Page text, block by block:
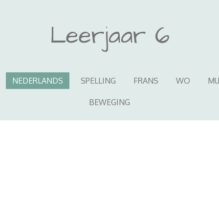
Leerjaar 6
NEDERLANDS SPELLING FRANS WO
BEWEGING